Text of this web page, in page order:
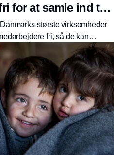
for at samle ind til
største virksomheder
fri, så de kan
Nødhjælps
søndag den 13. marts, hvor
mennesker på flugt i Ukraine.